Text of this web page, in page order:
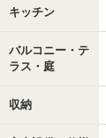
キッチン
バルコニー・テ
ラス・庭
収納